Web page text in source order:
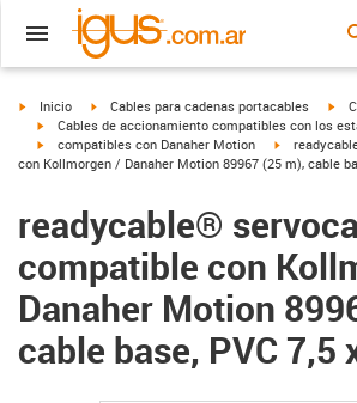
igus-icon-arrow-right
Inicio igus-icon-arrow-right
Cables para cadenas portacables
igus-icon-arrow-right
Cables de accionamiento compatibles con los
igus-icon-arrow-right
compatibles con Danaher Motion igus-icon-
con Kollmorgen / Danaher Motion 89967 (25 m), cable
readycable®
compatible con
Danaher Motion
cable base, PVC 7,5